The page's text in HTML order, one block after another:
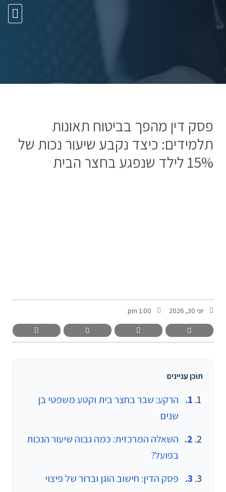
פסק דין מהפך בביטוח תאונות
תלמידים: כיצד נקבע שיעור נכות של
15% לילד שנפגע בחצר הבית
יוני 30, 2026 1:00 pm
תוכן עניינים
הרקע: שבר בחצר בית וקטע משפטי בן
שנים
השאלה המרכזית: כמה גבוה שיעור הנכות
בפועל?
פסק הדין: חישוב הוגן וברור של פיצוי